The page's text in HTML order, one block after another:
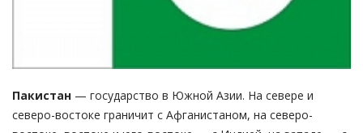
Пакистан — государство в Южной Азии. На севере и
северо-востоке граничит с Афганистаном, на северо-